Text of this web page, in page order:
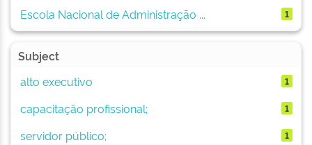
Escola Nacional de Administração ...
1
Subject
alto executivo
1
capacitação profissional; 1
servidor público; 1